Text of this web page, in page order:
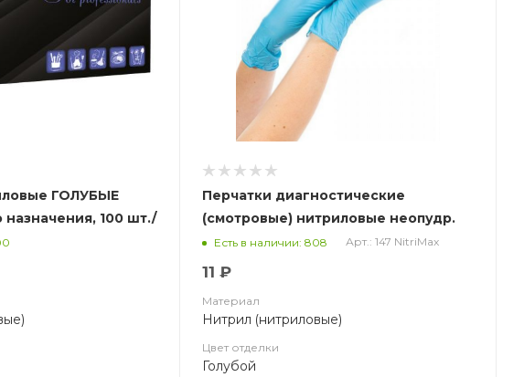
ГОЛУБЫЕ
назначения, 100 шт./
Перчатки диагностические
(смотровые) нитриловые неопудр.
NitriMax, гол. 3.5 гр. НДС (10%)
Есть в наличии: 808 Арт.: 147 NitriMax
11 ₽
Материал
Нитрил (нитриловые)
Цвет отделки
Голубой